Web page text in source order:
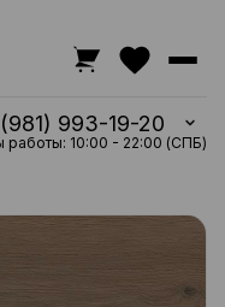
993-19-20
работы: 10:00 - 22:00 (СПБ)